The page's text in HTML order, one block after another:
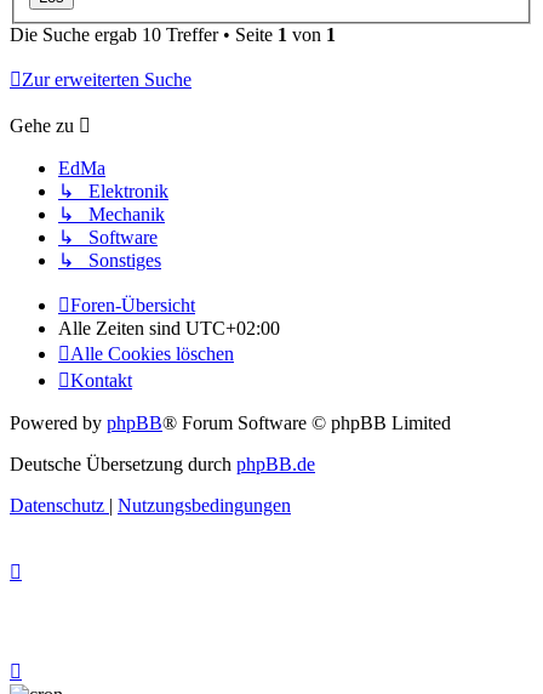
Die Suche ergab 10 Treffer • Seite 1 von 1
Zur erweiterten Suche
Gehe zu
EdMa
↳ Elektronik
↳ Mechanik
↳ Software
↳ Sonstiges
Foren-Übersicht
Alle Zeiten sind UTC+02:00
Alle Cookies löschen
Kontakt
Powered by phpBB® Forum Software © phpBB Limited
Deutsche Übersetzung durch phpBB.de
Datenschutz
Nutzungsbedingungen